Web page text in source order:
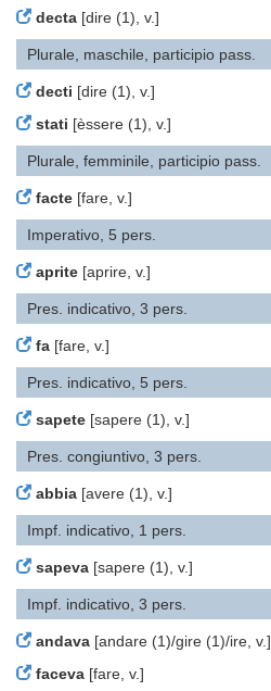
decta [dire (1), v.]
Plurale, maschile, participio pass.
decti [dire (1), v.]
stati [èssere (1), v.]
Plurale, femminile, participio pass.
facte [fare, v.]
Imperativo, 5 pers.
aprite [aprire, v.]
Pres. indicativo, 3 pers.
fa [fare, v.]
Pres. indicativo, 5 pers.
sapete [sapere (1), v.]
Pres. congiuntivo, 3 pers.
abbia [avere (1), v.]
Impf. indicativo, 1 pers.
sapeva [sapere (1), v.]
Impf. indicativo, 3 pers.
andava [andare (1)/gire (1)/ire, v.]
faceva [fare, v.]